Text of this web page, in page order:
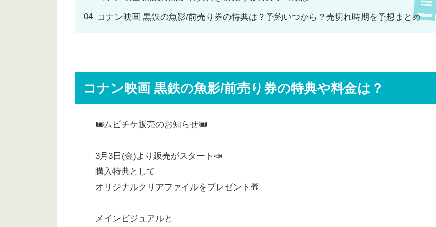
コナン映画 黒鉄の魚影/前売り券の特典は？予約いつから？売切れ時期を予想まとめ
コナン映画 黒鉄の魚影/前売り券の特典や料金は？
🎟ムビチケ販売のお知らせ🎟
3月3日(金)より販売がスタート📣
購入特典として
オリジナルクリアファイルをプレゼント🎁
メインビジュアルと